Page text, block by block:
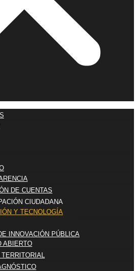
DE CUENTAS
CIUDADANA
Y TECNOLOGÍA
INNOVACIÓN PÚBLICA
ABIERTO
TERRITORIAL